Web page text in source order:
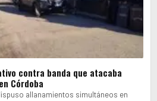
contra banda que atacaba
Córdoba
allanamientos simultáneos en